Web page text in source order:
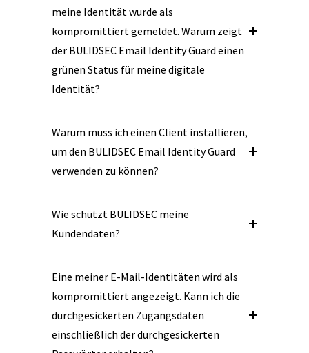
meine Identität wurde als
kompromittiert gemeldet. Warum zeigt
der BULIDSEC Email Identity Guard einen
grünen Status für meine digitale
Identität?
Warum muss ich einen Client installieren,
um den BULIDSEC Email Identity Guard
verwenden zu können?
Wie schützt BULIDSEC meine
Kundendaten?
Eine meiner E-Mail-Identitäten wird als
kompromittiert angezeigt. Kann ich die
durchgesickerten Zugangsdaten
einschließlich der durchgesickerten